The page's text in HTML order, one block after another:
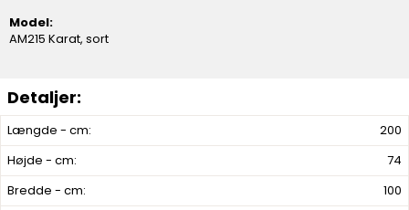
Længde - cm:
200
Højde - cm:
74
Bredde - cm:
100
Model:
AM215 Karat, sort